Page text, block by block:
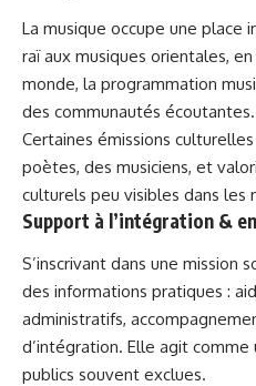
La musique occupe une place
raï aux musiques orientales,
monde, la programmation
des communautés écoutantes.
Certaines émissions
poètes, des musiciens, et
culturels peu visibles dans les
Support à l’intégration &
S’inscrivant dans une mission
des informations pratiques :
administratifs,
d’intégration. Elle agit
publics souvent exclues.